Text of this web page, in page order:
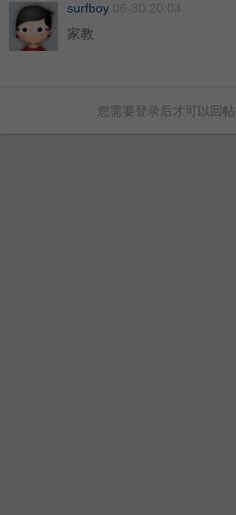
surfboy 06-30 20:04
家教
您需要登录后才可以回帖